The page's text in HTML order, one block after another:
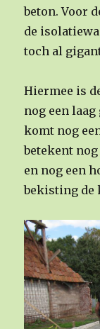
beton. Voor
de
toch al
Hiermee is
nog een
komt nog
betekent nog
en nog een
bekisting de